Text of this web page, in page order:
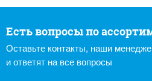
Есть вопросы по
Оставьте контакты, наши
и ответят на все вопросы